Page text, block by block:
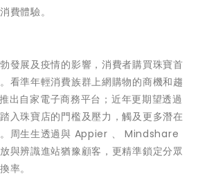
費體驗。
發展及疫情的影響，消費者購買珠寶首
看準年輕消費族群上網購物的商機和趨
出自家電子商務平台；近年更期望透過
入珠寶店的門檻及壓力，觸及更多潛在
周生生透過與 Appier 、 Mindshare
與辨識進站猶豫顧客，更精準鎖定分眾
率。